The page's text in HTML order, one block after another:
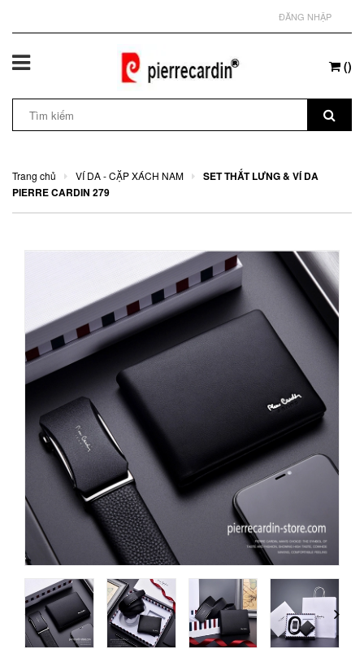
ĐĂNG NHẬP
()
Trang chủ VÍ DA - CẶP XÁCH NAM
SET THẮT LƯNG & VÍ DA
PIERRE CARDIN 279